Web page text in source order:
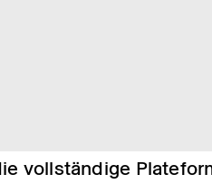
vollständige